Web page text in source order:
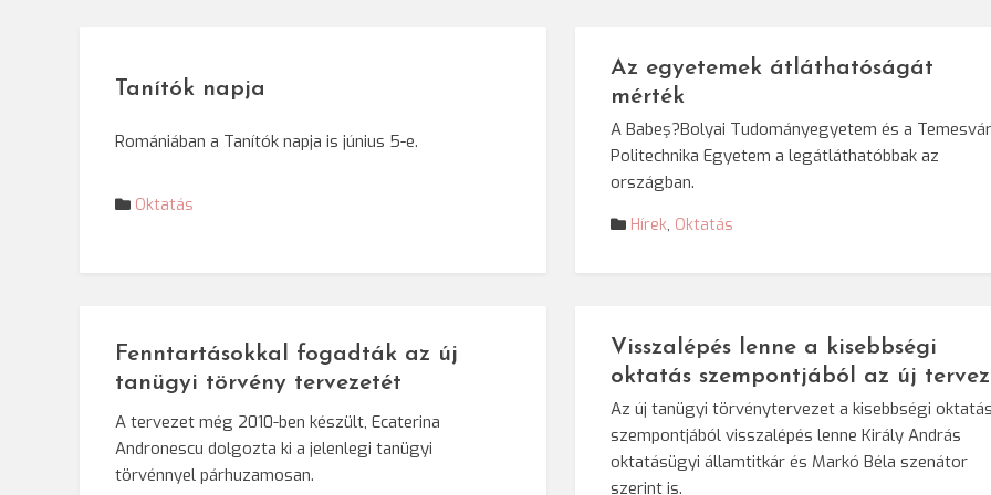
Tanítók napja
Romániában a Tanítók napja is június 5-e.
Oktatás
Az egyetemek átláthatóságát
mérték
A Babeş?Bolyai Tudományegyetem és a
Politechnika Egyetem a legátláthatóbbak az
országban.
Hírek, Oktatás
Fenntartásokkal fogadták az új
tanügyi törvény tervezetét
A tervezet még 2010-ben készült, Ecaterina
Andronescu dolgozta ki a jelenlegi tanügyi
törvénnyel párhuzamosan.
Visszalépés lenne a kisebbségi
oktatás szempontjából az új
Az új tanügyi törvénytervezet a kisebbségi oktatás
szempontjából visszalépés lenne Király András
oktatásügyi államtitkár és Markó Béla szenátor
szerint is.